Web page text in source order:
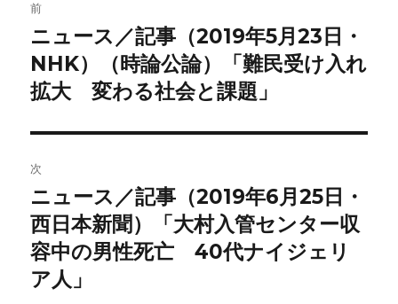
稿
ナ
ビ
ゲ
ー
シ
ョ
ン
前
前
の
投
ニュース／記事（2019年5月23日・
NHK）（時論公論）「難民受け入れ
拡大 変わる社会と課題」
次
次
の
投
稿:
ニュース／記事（2019年6月25日・
西日本新聞）「大村入管センター収
容中の男性死亡 40代ナイジェリ
ア人」